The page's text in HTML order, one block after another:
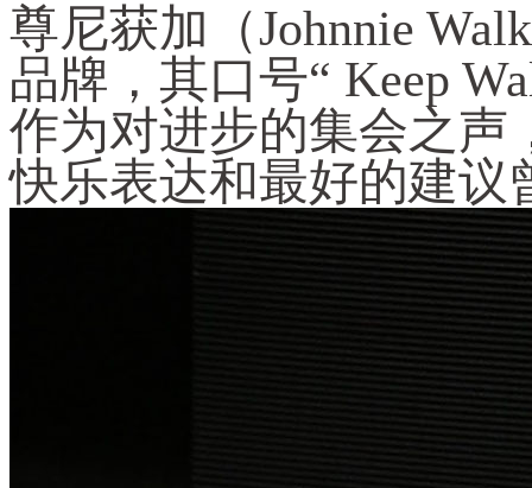
尊尼获加（Johnnie
品牌，其口号“ Keep
作为对进步的集会之声
快乐表达和最好的建议